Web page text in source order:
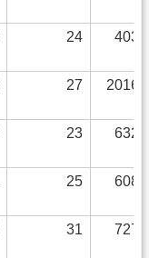
24 4037
27 20164
23 6325
25 6084
31 7274